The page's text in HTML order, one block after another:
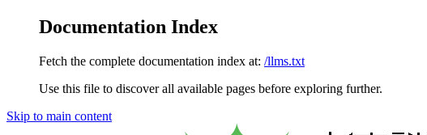
Documentation Index
Fetch the complete documentation index at: /llms.txt
Use this file to discover all available pages before exploring further.
Skip to main content